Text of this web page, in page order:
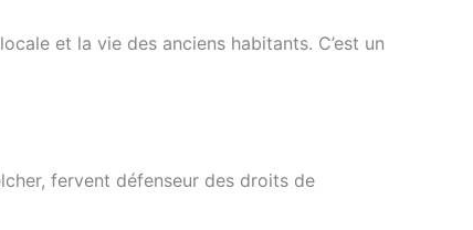
et la vie des anciens habitants. C’est un
fervent défenseur des droits de